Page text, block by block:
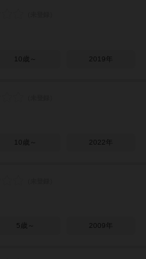
10歳～ 2019年
10歳～ 2022年
5歳～ 2009年